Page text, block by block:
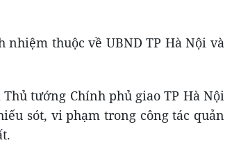
thuộc về UBND TP Hà Nội và
tướng Chính phủ giao TP Hà Nội
sót, vi phạm trong công tác quản